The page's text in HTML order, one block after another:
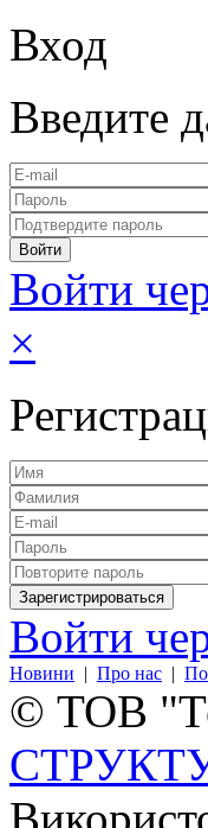
Вход
Введите
Войти
×
Войти
Новини | Про нас |
© ТОВ